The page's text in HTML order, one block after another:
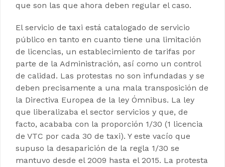
que son las que ahora deben regular el caso.
El servicio de taxi está catalogado de servicio
público en tanto en cuanto tiene una limitación
de licencias, un establecimiento de tarifas por
parte de la Administración, así como un control
de calidad. Las protestas no son infundadas y se
deben precisamente a una mala transposición de
la Directiva Europea de la ley Ómnibus. La ley
que liberalizaba el sector servicios y que, de
facto, acababa con la proporción 1/30 (1 licencia
de VTC por cada 30 de taxi). Y este vacío que
supuso la desaparición de la regla 1/30 se
mantuvo desde el 2009 hasta el 2015. La protesta